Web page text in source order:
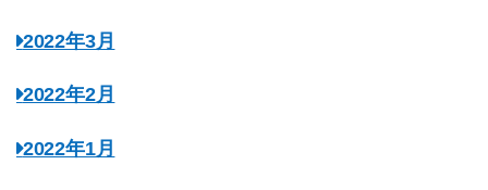
2022年3月
2022年2月
2022年1月